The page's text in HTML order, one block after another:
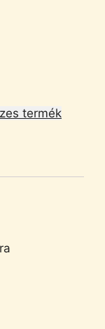
termék